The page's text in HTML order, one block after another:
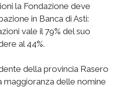
la Fondazione deve
in Banca di Asti:
vale il 79% del suo
al 44%.
della provincia Rasero
maggioranza delle nomine